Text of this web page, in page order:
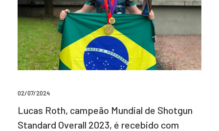
02/07/2024
Lucas Roth, campeão Mundial de Shotgun
Standard Overall 2023, é recebido com